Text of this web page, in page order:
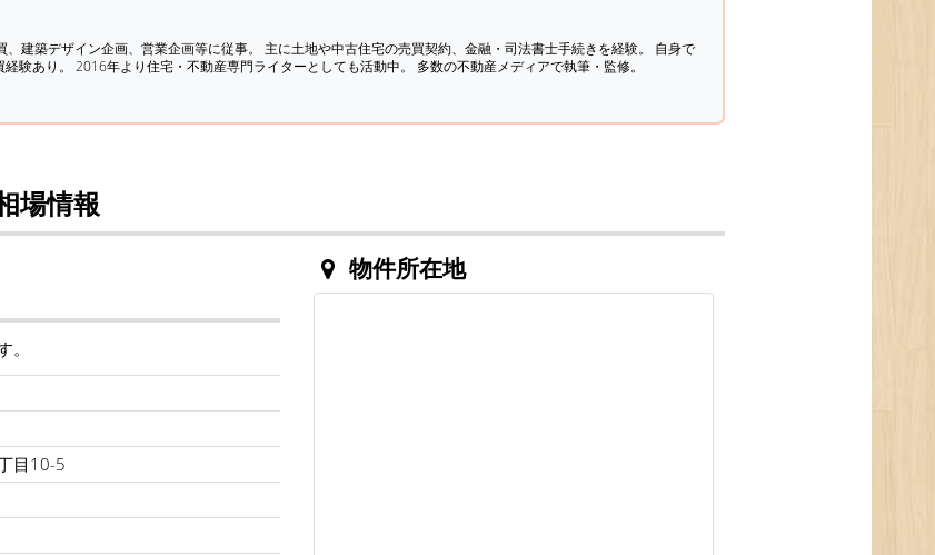
建築デザイン企画、営業企画等に従事。 主に土地や中古住宅の売買契約、金融・司法書士手続きを経験。 自身で
験あり。 2016年より住宅・不動産専門ライターとしても活動中。 多数の不動産メディアで執筆・監修。
場情報
目10-5
物件所在地